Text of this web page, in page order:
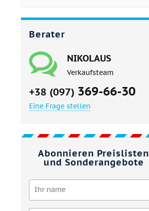
Berater
NIKOLAUS
Verkaufsteam
+38 (097) 369-66-30
Eine Frage stellen
Abonnieren Preislisten
und Sonderangebote